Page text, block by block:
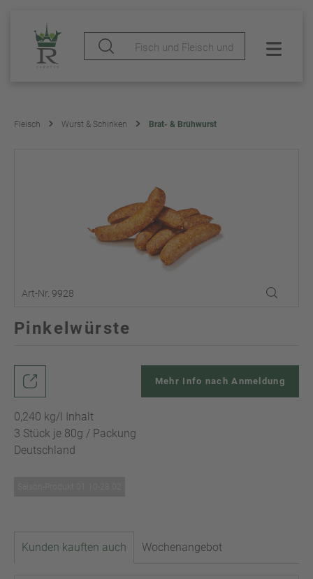
Fleisch Wurst & Schinken Brat- & Brühwurst
Art-Nr. 9928
Pinkelwürste
0,240 kg/l Inhalt
3 Stück je 80g / Packung
Deutschland
Mehr Info nach Anmeldung
Kunden kauften auch Wochenangebot